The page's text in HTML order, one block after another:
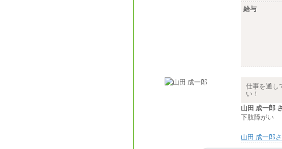
給与
仕事を通し
い！
山田 成一郎
下肢障がい
山田 成一郎